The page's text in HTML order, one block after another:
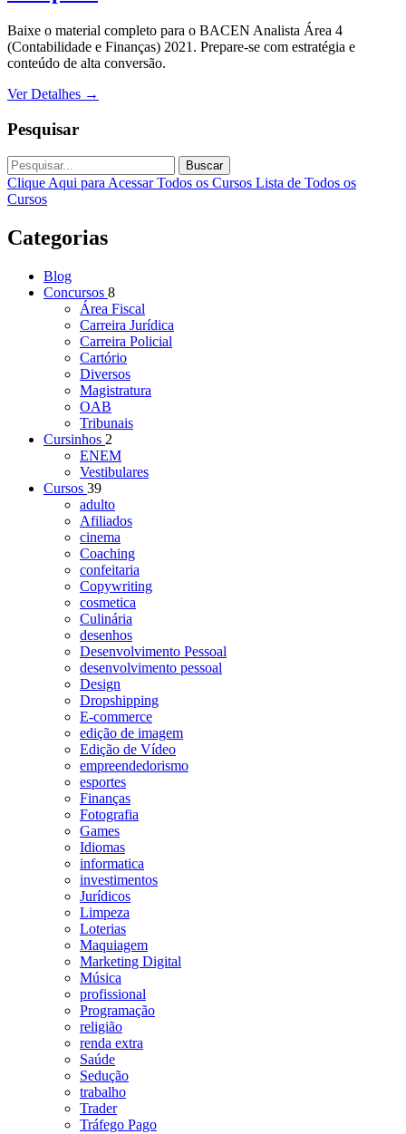
Baixe o material completo para o BACEN Analista Área 4
(Contabilidade e Finanças) 2021. Prepare-se com estratégia e
conteúdo de alta conversão.
Ver Detalhes →
Pesquisar
Buscar
Clique Aqui para Acessar Todos os Cursos Lista de Todos os
Cursos
Categorias
Blog
Concursos 8
Área Fiscal
Carreira Jurídica
Carreira Policial
Cartório
Diversos
Magistratura
OAB
Tribunais
Cursinhos 2
ENEM
Vestibulares
Cursos 39
adulto
Afiliados
cinema
Coaching
confeitaria
Copywriting
cosmetica
Culinária
desenhos
Desenvolvimento Pessoal
desenvolvimento pessoal
Design
Dropshipping
E-commerce
edição de imagem
Edição de Vídeo
empreendedorismo
esportes
Finanças
Fotografia
Games
Idiomas
informatica
investimentos
Jurídicos
Limpeza
Loterias
Maquiagem
Marketing Digital
Música
profissional
Programação
religião
renda extra
Saúde
Sedução
trabalho
Trader
Tráfego Pago